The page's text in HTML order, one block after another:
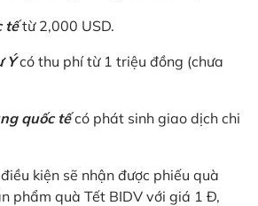
tếtừ 2,000 USD.
Ýcó thu phí từ 1 triệu đồng (chưa
quốc tếcó phát sinh giao dịch chi
kiện sẽ nhận được phiếu quà
phẩm quà Tết BIDV với giá 1 Đ,